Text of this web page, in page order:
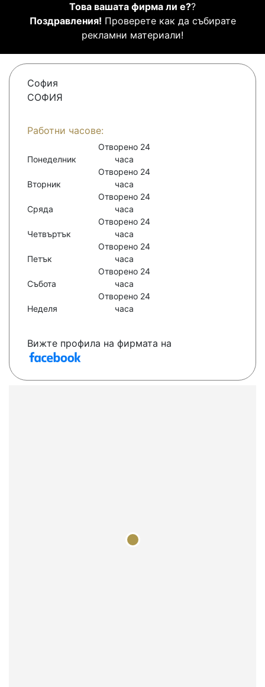
Това вашата фирма ли е??
Поздравления! Проверете как да събирате
рекламни материали!
София
СОФИЯ
Работни часове:
Понеделник
Отворено 24
часа
Вторник
Отворено 24
часа
Сряда
Отворено 24
часа
Четвъртък
Отворено 24
часа
Петък
Отворено 24
часа
Събота
Отворено 24
часа
Неделя
Отворено 24
часа
Вижте профила на фирмата на